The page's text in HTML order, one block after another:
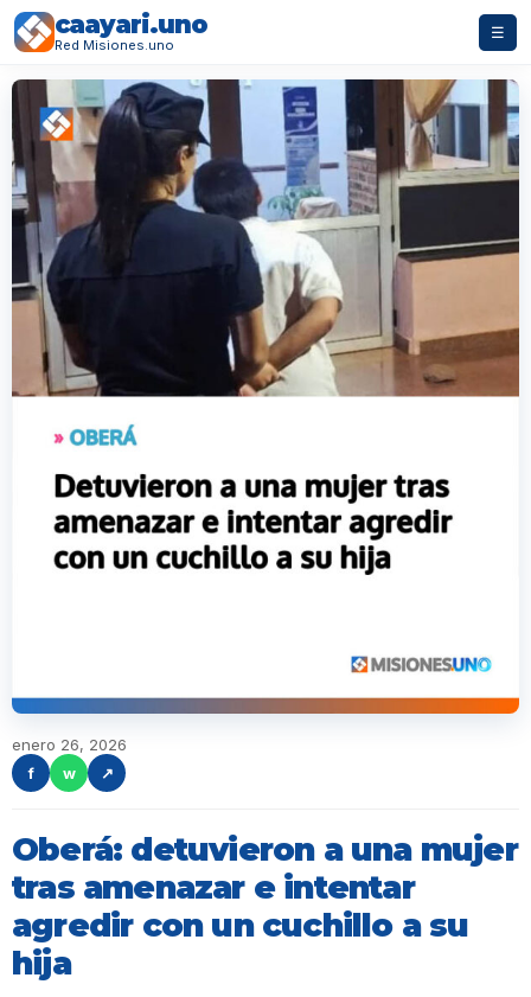
caayari.uno
Red Misiones.uno
☰
enero 26, 2026
f
w ↗
Oberá: detuvieron a una mujer
tras amenazar e intentar
agredir con un cuchillo a su
hija